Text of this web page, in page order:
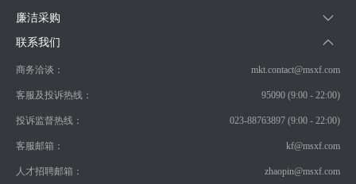
廉洁采购
联系我们
商务洽谈： mkt.contact@msxf.com
客服及投诉热线： 95090 (9:00 - 22:00)
投诉监督热线： 023-88763897 (9:00 - 22:00)
客服邮箱： kf@msxf.com
人才招聘邮箱： zhaopin@msxf.com